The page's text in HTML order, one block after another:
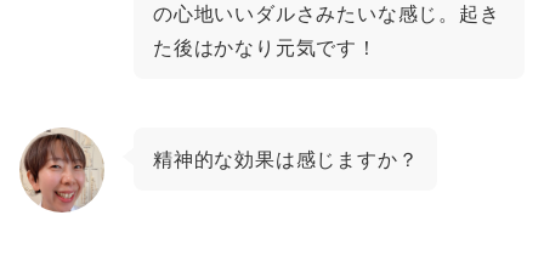
の心地いいダルさみたいな感じ。起き
た後はかなり元気です！
精神的な効果は感じますか？